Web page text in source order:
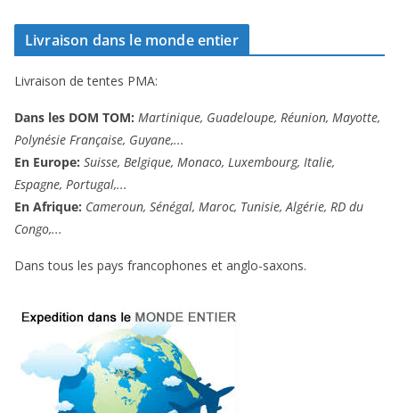
Livraison dans le monde entier
Livraison de tentes PMA:
Dans les DOM TOM: Martinique, Guadeloupe, Réunion, Mayotte,
Polynésie Française, Guyane,...
En Europe: Suisse, Belgique, Monaco, Luxembourg, Italie,
Espagne, Portugal,...
En Afrique: Cameroun, Sénégal, Maroc, Tunisie, Algérie, RD du
Congo,...
Dans tous les pays francophones et anglo-saxons.